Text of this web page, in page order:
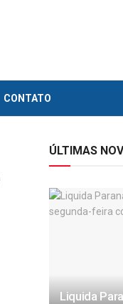
CONTATO
ÚLTIMAS
Liquida